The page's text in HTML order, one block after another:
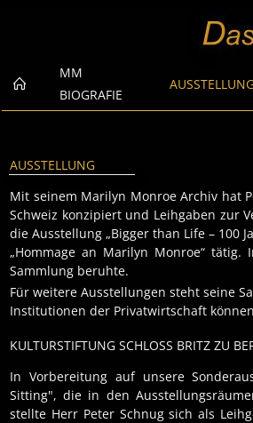
MARILYN
MM
BIOGRAFIE
AUSSTELLUNG
Mit seinem Marilyn Monroe Archiv hat
Schweiz konzipiert und Leihgaben zur
die Ausstellung „Bigger than Life – 100
„Hommage an Marilyn Monroe“
Sammlung beruhte.
Für weitere Ausstellungen steht seine
Institutionen der Privatwirtschaft
KULTURSTIFTUNG SCHLOSS BRITZ ZU
In Vorbereitung auf unsere
Sitting", die in den
stellte Herr Peter Schnug sich als